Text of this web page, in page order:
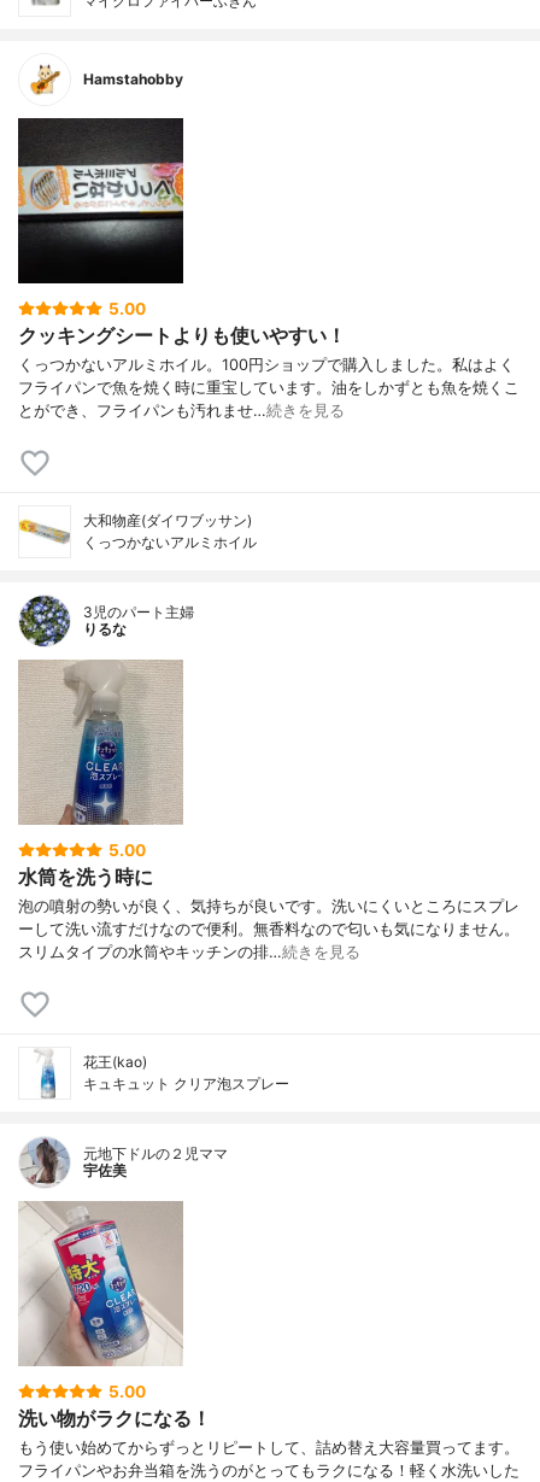
Hamstahobby
5.00
クッキングシートよりも使いやすい！
くっつかないアルミホイル。100円ショップで購入しました。私はよく
フライパンで魚を焼く時に重宝しています。油をしかずとも魚を焼くこ
とができ、フライパンも汚れませ…続きを見る
大和物産(ダイワブッサン)
くっつかないアルミホイル
3児のパート主婦
りるな
5.00
水筒を洗う時に
泡の噴射の勢いが良く、気持ちが良いです。洗いにくいところにスプレ
ーして洗い流すだけなので便利。無香料なので匂いも気になりません。
スリムタイプの水筒やキッチンの排…続きを見る
花王(kao)
キュキュット クリア泡スプレー
元地下ドルの２児ママ
宇佐美
5.00
洗い物がラクになる！
もう使い始めてからずっとリピートして、詰め替え大容量買ってます。
フライパンやお弁当箱を洗うのがとってもラクになる！軽く水洗いした